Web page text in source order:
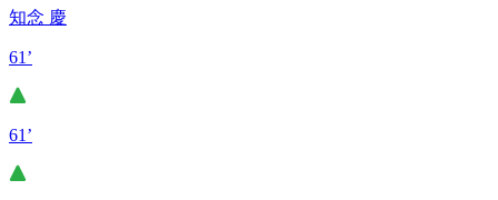
知念 慶
61’
61’